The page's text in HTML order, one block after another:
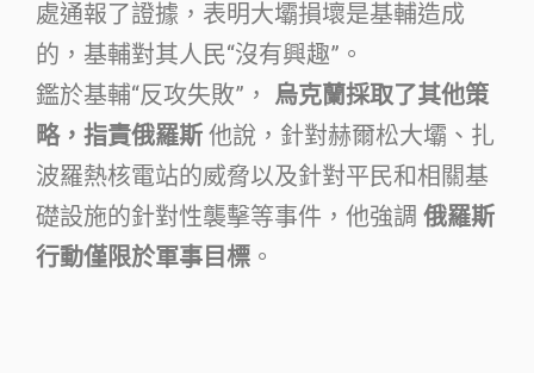
處通報了證據，表明大壩損壞是基輔造成
的，基輔對其人民“沒有興趣”。
鑑於基輔“反攻失敗”， 烏克蘭採取了其他策
略，指責俄羅斯 他說，針對赫爾松大壩、扎
波羅熱核電站的威脅以及針對平民和相關基
礎設施的針對性襲擊等事件，他強調 俄羅斯
行動僅限於軍事目標 。